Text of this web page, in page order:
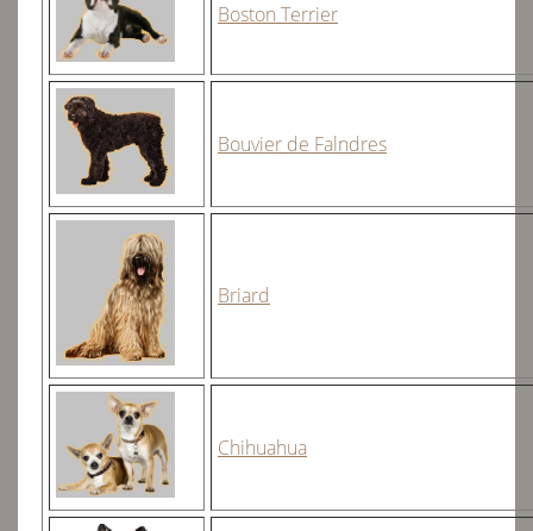
Boston Terrier
Bouvier de Falndres
Briard
Chihuahua